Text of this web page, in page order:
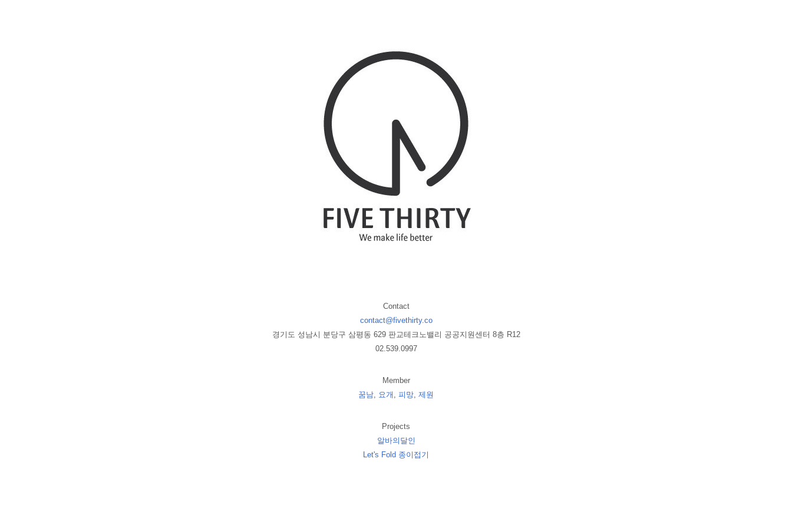
Contact
contact@fivethirty.co
경기도 성남시 분당구 삼평동 629 판교테크노밸리 공공지원센터 8층 R12
02.539.0997
Member
꿈남, 요개 , 피망, 제원
Projects
알바의달인
Let's Fold 종이접기